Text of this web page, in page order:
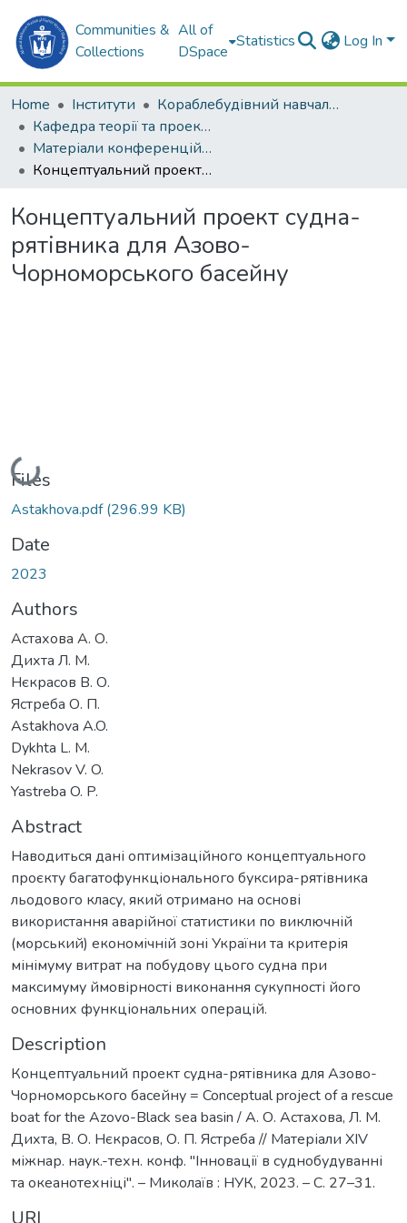
Communities &
Collections
All of
DSpace
Statistics Log In
Home Інститути
Кораблебудівний навчально-науковий інститут (КННІ)
Кафедра теорії та проектування суден (ТПС)
Матеріали конференцій (ТПС)
Концептуальний проект судна-рятівника для Азово-Чорноморського басейну
Концептуальний проект судна-
рятівника для Азово-
Чорноморського басейну
Loading...
Files
Astakhova.pdf(296.99 KB)
Date
2023
Authors
Астахова А. О.
Дихта Л. М.
Нєкрасов В. О.
Ястреба О. П.
Astakhova A.O.
Dykhta L. M.
Nekrasov V. O.
Yastreba O. P.
Abstract
Наводиться дані оптимізаційного концептуального
проєкту багатофункціонального буксира-рятівника
льодового класу, який отримано на основі
використання аварійної статистики по виключній
(морський) економічній зоні України та критерія
мінімуму витрат на побудову цього судна при
максимуму ймовірності виконання сукупності його
основних функціональних операцій.
Description
Концептуальний проект судна-рятівника для Азово-
Чорноморського басейну = Conceptual project of a rescue
boat for the Azovo-Black sea basin / А. О. Астахова, Л. М.
Дихта, В. О. Нєкрасов, О. П. Ястреба // Матеріали ХIV
міжнар. наук.-техн. конф. "Інновації в суднобудуванні
та океанотехніці". – Миколаїв : НУК, 2023. – С. 27–31.
URI